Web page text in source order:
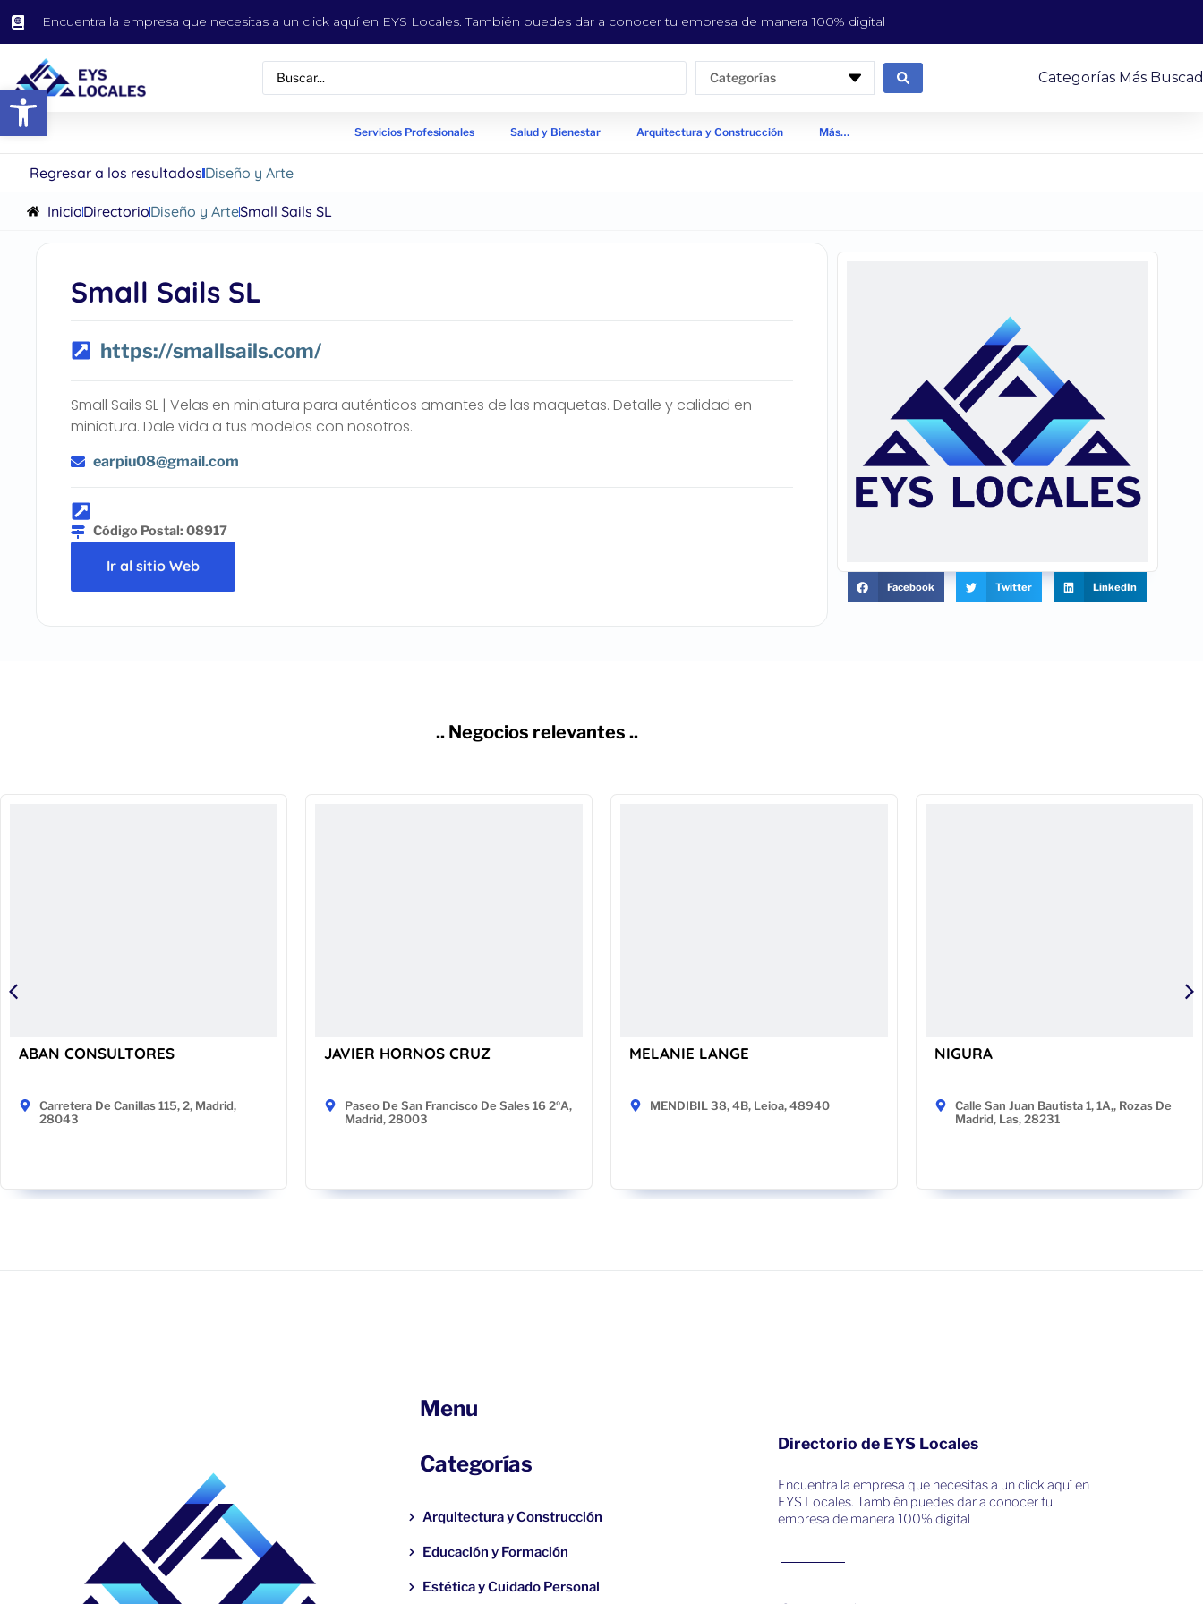
Abrir barra de herramientas
Encuentra la empresa que necesitas a un click aquí en EYS Locales. También puedes dar a conocer tu empresa de manera 100% digital
Categorías Categorías Más
Servicios Profesionales Salud y Bienestar Arquitectura y Construcción Más…
Regresar a los resultadosDiseño y Arte
InicioDirectorioDiseño y ArteSmall Sails SL
Small Sails SL
https://smallsails.com/
Small Sails SL | Velas en miniatura para auténticos amantes de las maquetas. Detalle y calidad en
miniatura. Dale vida a tus modelos con nosotros.
earpiu08@gmail.com
Código Postal: 08917
Ir al sitio Web
Facebook Twitter LinkedIn
.. Negocios relevantes ..
ABAN CONSULTORES
Carretera De Canillas 115, 2, Madrid,
28043
JAVIER HORNOS CRUZ
Paseo De San Francisco De Sales 16 2ºA,
Madrid, 28003
MELANIE LANGE
MENDIBIL 38, 4B, Leioa, 48940
NIGURA
Calle San Juan Bautista 1, 1A,, Rozas De
Madrid, Las, 28231
Menu
Categorías
Arquitectura y Construcción
Educación y Formación
Estética y Cuidado Personal
Directorio de EYS Locales
Encuentra la empresa que necesitas a un click aquí en
EYS Locales. También puedes dar a conocer tu
empresa de manera 100% digital